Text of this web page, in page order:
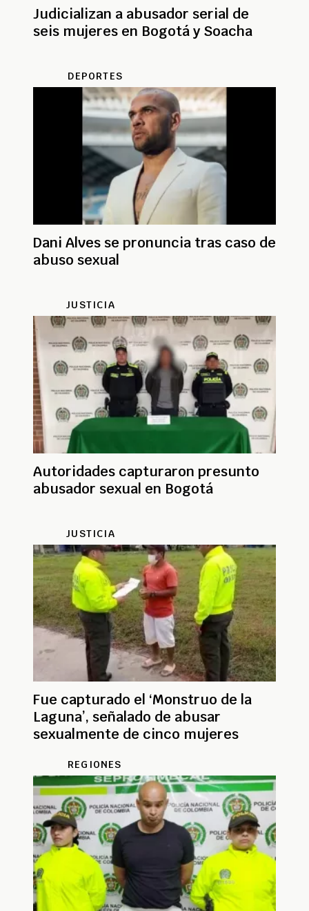
Judicializan a abusador serial de
seis mujeres en Bogotá y Soacha
DEPORTES
Dani Alves se pronuncia tras caso de
abuso sexual
JUSTICIA
Autoridades capturaron presunto
abusador sexual en Bogotá
JUSTICIA
Fue capturado el ‘Monstruo de la
Laguna’, señalado de abusar
sexualmente de cinco mujeres
REGIONES